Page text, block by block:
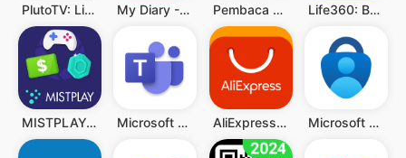
PlutoTV: Live TV & Free Movies My Diary - Diary With Lock Pembaca QR & Kode Batang Life360: Berbagi Lokasi
MISTPLAY: Play to Earn Money Microsoft Teams AliExpress - Shopping App Microsoft Authenticator